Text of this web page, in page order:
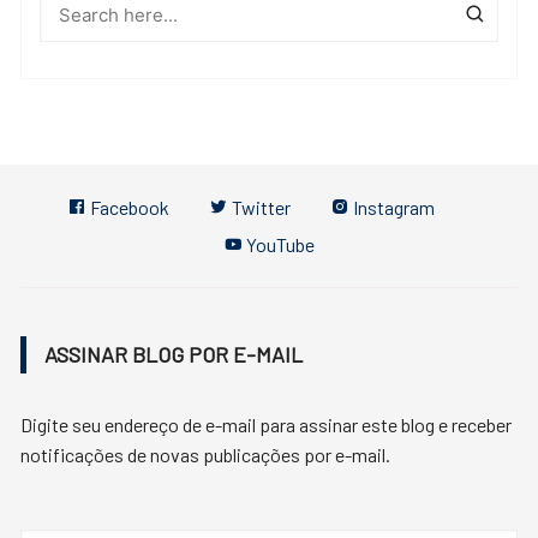
Facebook Twitter
Instagram
YouTube
ASSINAR BLOG POR E-MAIL
Digite seu endereço de e-mail para assinar este blog e receber
notificações de novas publicações por e-mail.